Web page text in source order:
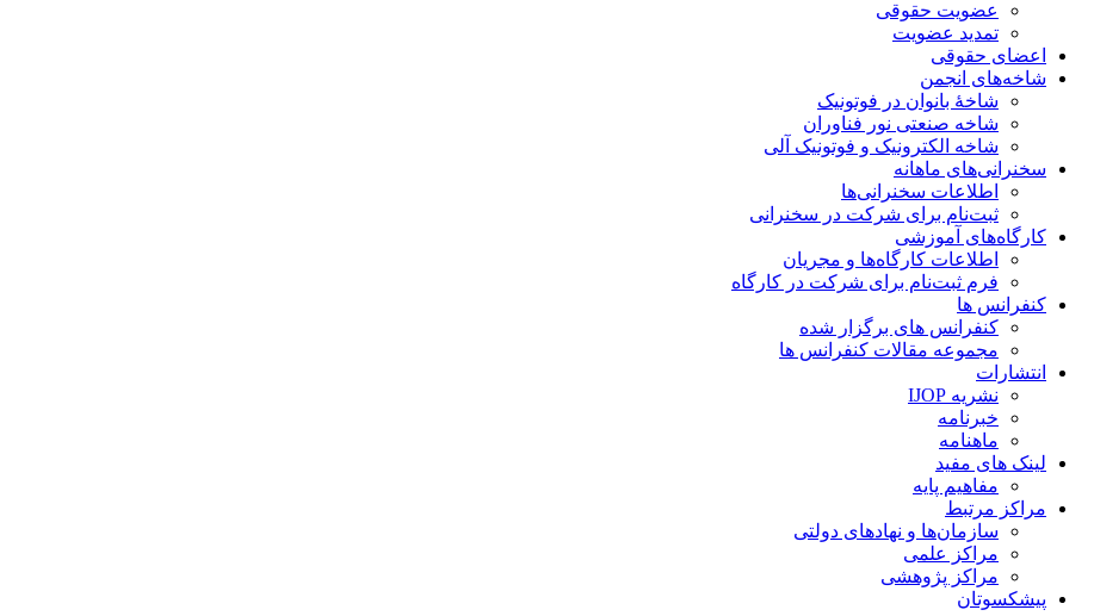
عضویت حقوقی
تمدید عضویت
اعضای حقوقی
شاخه‌های انجمن
شاخۀ بانوان در فوتونیک
شاخه صنعتی نور فناوران
شاخه‌ الکترونیک و فوتونیک آلی
سخنرانی‌های ماهانه
اطلاعات سخنرانی‌‌ها
ثبت‌نام برای شرکت در سخنرانی
کارگاه‌های آموزشی
اطلاعات کارگاه‌ها و مجریان
فرم ثبت‌نام برای شرکت در کارگاه
کنفرانس ها
کنفرانس های برگزار شده
مجموعه مقالات کنفرانس ها
انتشارات
نشریه IJOP
خبرنامه
ماهنامه
لینک های مفید
مفاهیم پایه
مراکز مرتبط
سازمان‌ها و نهادهای دولتی
مراکز علمی
مراکز پژوهشی
پیشکسوتان